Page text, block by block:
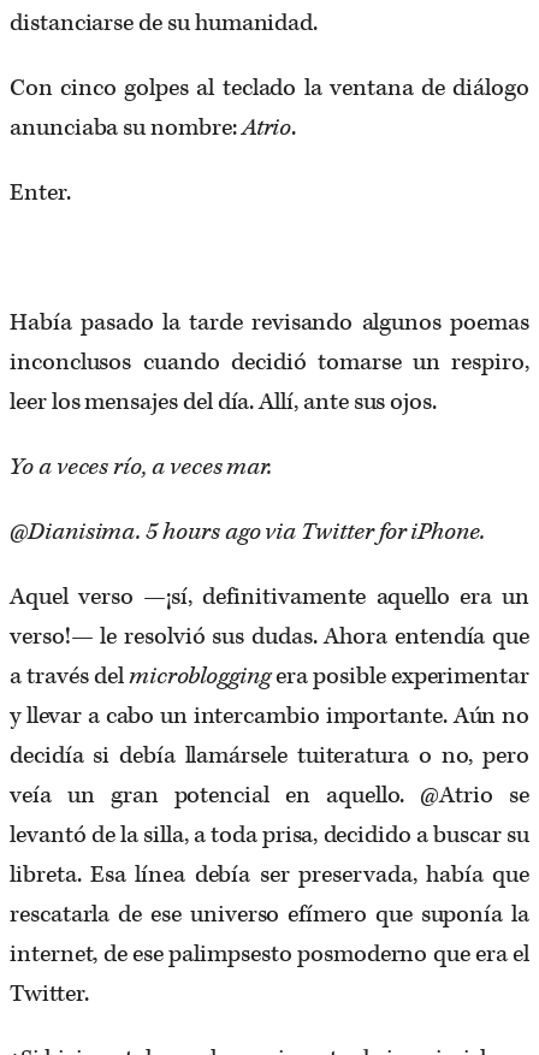
distanciarse de su humanidad.
Con cinco golpes al teclado la ventana de diálogo
anunciaba su nombre:Atrio.
Enter.
Había pasado la tarde revisando algunos poemas
inconclusos cuando decidió tomarse un respiro,
leer los mensajes del día. Allí, ante sus ojos.
Yo a veces río, a veces mar.
@Dianisima. 5 hours ago via Twitter for iPhone.
Aquel verso —¡sí, definitivamente aquello era un
verso!— le resolvió sus dudas. Ahora entendía que
a través delmicrobloggingera posible experimentar
y llevar a cabo un intercambio importante. Aún no
decidía si debía llamársele tuiteratura o no, pero
veía un gran potencial en aquello. @Atrio se
levantó de la silla, a toda prisa, decidido a buscar su
libreta. Esa línea debía ser preservada, había que
rescatarla de ese universo efímero que suponía la
internet, de ese palimpsesto posmoderno que era el
Twitter.